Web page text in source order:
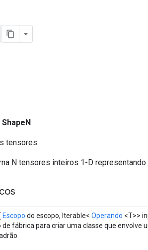
ShapeN
tensores.
N tensores inteiros 1-D
Escopo do escopo, Iterable< Operando <T>>
de fábrica para criar uma classe que envolve